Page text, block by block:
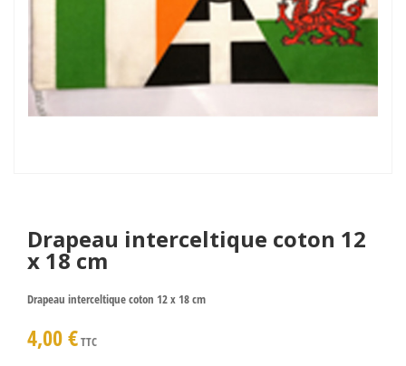
Drapeau interceltique coton 12
x 18 cm
Drapeau interceltique coton 12 x 18 cm
4,00 €TTC